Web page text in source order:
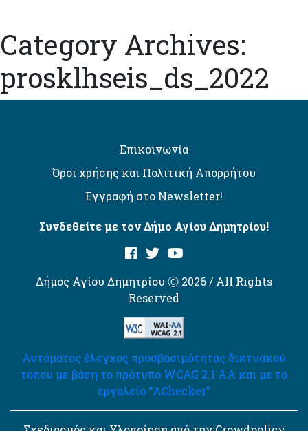
Category Archives:
prosklhseis_ds_2022
Επικοινωνία
Όροι χρήσης και Πολιτική Απορρήτου
Εγγραφή στο Newsletter!
Συνδεθείτε με τον Δήμο Αγίου Δημητρίου!
Δήμος Αγίου Δημητρίου Ⓒ 2026 / All Rights
Reserved
Αυτόματος έλεγχος προσβασιμότητας δικτυακού
τόπου με βάση το πρότυπο WCAG 2.1 AA και με το
εργαλείο “AChecker”